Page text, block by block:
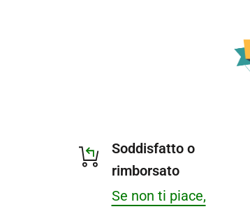
Soddisfatto o
rimborsato
Se non ti piace,